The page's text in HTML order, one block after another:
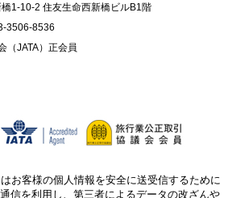
1-10-2 住友生命西新橋ビルB1階
3506-8536
（JATA）正会員
お客様の個人情報を安全に送受信するために
信を利用し、第三者によるデータの改ざんや